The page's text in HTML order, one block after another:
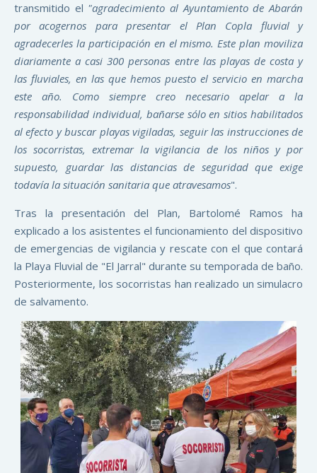
transmitido el "agradecimiento al Ayuntamiento de Abarán
por acogernos para presentar el Plan Copla fluvial y
agradecerles la participación en el mismo. Este plan moviliza
diariamente a casi 300 personas entre las playas de costa y
las fluviales, en las que hemos puesto el servicio en marcha
este año. Como siempre creo necesario apelar a la
responsabilidad individual, bañarse sólo en sitios habilitados
al efecto y buscar playas vigiladas, seguir las instrucciones de
los socorristas, extremar la vigilancia de los niños y por
supuesto, guardar las distancias de seguridad que exige
todavía la situación sanitaria que atravesamos".
Tras la presentación del Plan, Bartolomé Ramos ha
explicado a los asistentes el funcionamiento del dispositivo
de emergencias de vigilancia y rescate con el que contará
la Playa Fluvial de "El Jarral" durante su temporada de baño.
Posteriormente, los socorristas han realizado un simulacro
de salvamento.